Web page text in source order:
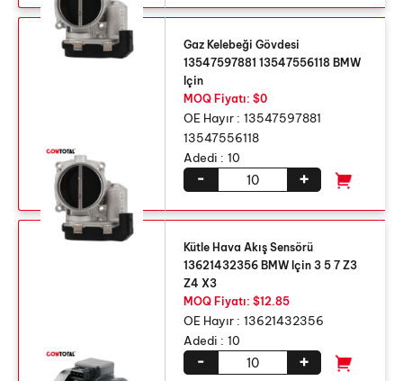
Gaz Kelebeği Gövdesi
13547597881 13547556118 BMW
Için
MOQ Fiyatı: $0
OE Hayır : 13547597881
13547556118
Adedi : 10
+
-
Kütle Hava Akış Sensörü
13621432356 BMW Için 3 5 7 Z3
Z4 X3
MOQ Fiyatı: $12.85
OE Hayır : 13621432356
Adedi : 10
+
-